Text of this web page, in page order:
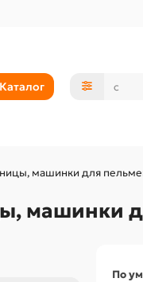
Каталог
машинки для
машинки
По